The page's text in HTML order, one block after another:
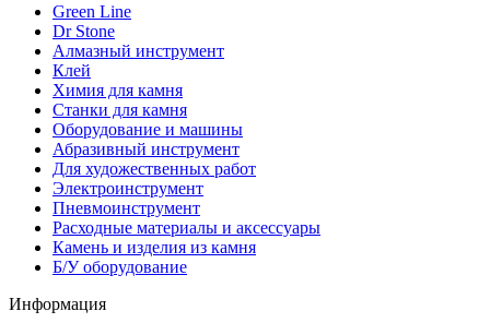
Green Line
Dr Stone
Алмазный инструмент
Клей
Химия для камня
Станки для камня
Оборудование и машины
Абразивный инструмент
Для художественных работ
Электроинструмент
Пневмоинструмент
Расходные материалы и аксессуары
Камень и изделия из камня
Б/У оборудование
Информация